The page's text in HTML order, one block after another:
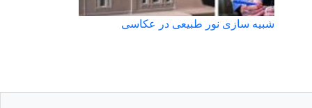
شبیه سازی نور طبیعی در عکاسی